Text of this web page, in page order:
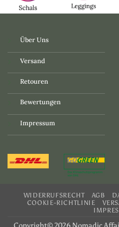
Über Uns
Versand
Retouren
Bewertungen
Impressum
WIDERRUFSRECHT AGB
COOKIE-RICHTLINIE